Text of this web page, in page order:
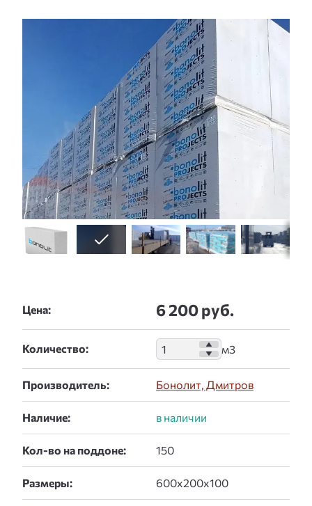
Цена: 6 200 руб.
Количество:
Производитель: Бонолит, Дмитров
Наличие:
Кол-во на поддоне:
Размеры: